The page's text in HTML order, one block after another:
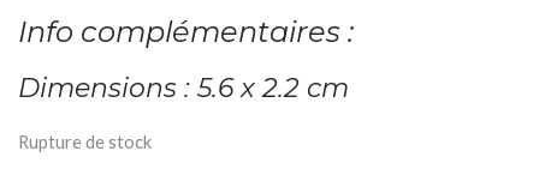
Info complémentaires :
Dimensions : 5.6 x 2.2 cm
Rupture de stock